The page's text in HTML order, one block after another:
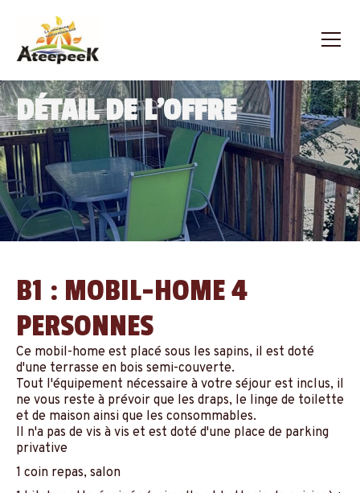
DÉTAIL DE L'OFFRE
B1 : MOBIL-HOME 4
PERSONNES
Ce mobil-home est placé sous les sapins, il est doté
d'une terrasse en bois semi-couverte.
Tout l'équipement nécessaire à votre séjour est inclus, il
ne vous reste à prévoir que les draps, le linge de toilette
et de maison ainsi que les consommables.
Il n'a pas de vis à vis et est doté d'une place de parking
privative
1 coin repas, salon